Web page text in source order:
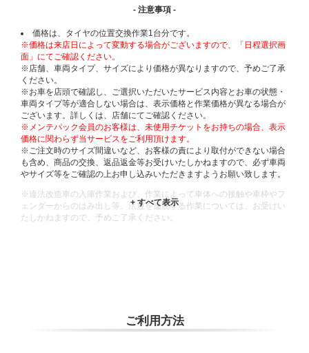
- 注意事項 -
価格は、タイヤの位置交換作業1台分です。
※価格は来店日によって変動する場合がございますので、「日程選択画
面」にてご確認ください。
※店舗、車両タイプ、サイズにより価格が異なりますので、予めご了承
ください。
※お車を店頭で確認し、ご選択いただいたサービス内容とお車の状態・
車両タイプ等が適合しない場合は、表示価格と作業価格が異なる場合が
ございます。詳しくは、店舗にてご確認ください。
※メンテパック会員のお客様は、未使用チケットをお持ちの場合、表示
価格に関わらず当サービスをご利用頂けます。
※ご注文時のサイズ間違いなど、お客様の責により取付ができない場合
も含め、商品の交換、返品返金等お受けいたしかねますので、必ず車両
やサイズ等をご確認の上お申し込みいただきますようお願い致します。
※違法改造車の入庫作業および、作業によって車体への接触や車枠やフ
ェンダーからのはみ出し等、法規を逸脱する作業については、お受けい
たしかねますので、予めご了承ください。
ご利用方法